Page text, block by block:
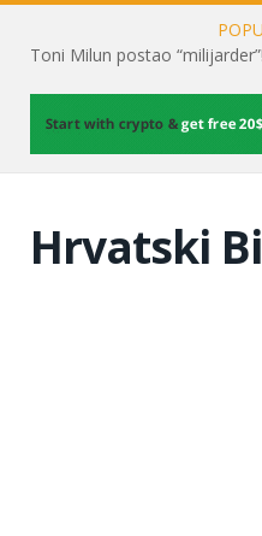
Hrvatski